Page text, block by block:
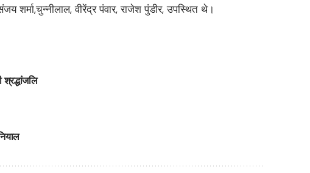
शर्मा,चुन्नीलाल, वीरेंद्र पंवार, राजेश पुंडीर, उपस्थित थे।
श्रद्धांजलि